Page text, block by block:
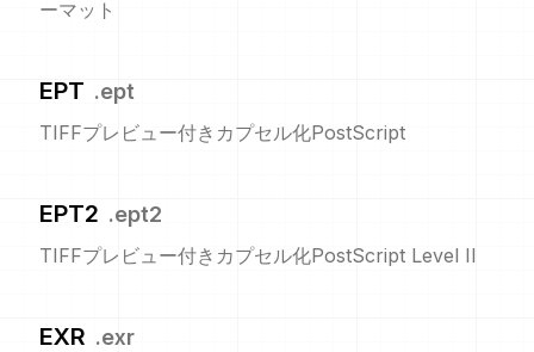
ーマット
EPT .ept
TIFFプレビュー付きカプセル化PostScript
EPT2 .ept2
TIFFプレビュー付きカプセル化PostScript Level II
EXR .exr